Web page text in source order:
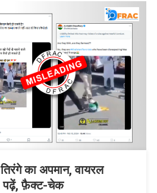
का अपमान, वायरल
पढ़ें, फ़ैक्ट-चेक